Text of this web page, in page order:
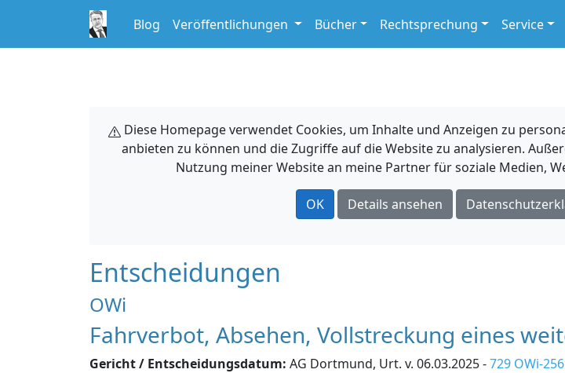
Blog Veröffentlichungen Bücher Rechtsprechung Service
Diese Homepage verwendet Cookies, um Inhalte und Anzeigen zu
anbieten zu können und die Zugriffe auf die Website zu analysieren.
Nutzung meiner Website an meine Partner für soziale Medien,
OK Details ansehen
Entscheidungen
OWi
Fahrverbot, Absehen, Vollstreckung eines
Gericht / Entscheidungsdatum: AG Dortmund, Urt. v. 06.03.2025 -729 OWi-